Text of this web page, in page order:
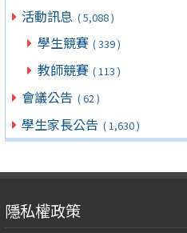
活動訊息 ( 5,088 )
學生競賽 ( 339 )
教師競賽 ( 113 )
會議公告 ( 62 )
學生家長公告 ( 1,630 )
隱私權政策